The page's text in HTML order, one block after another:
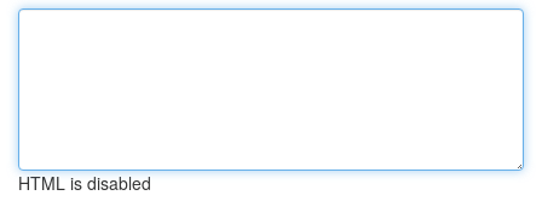
HTML is disabled